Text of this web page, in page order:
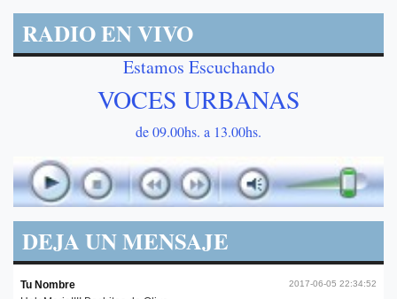
RADIO EN VIVO
Estamos Escuchando
VOCES URBANAS
de 09.00hs. a 13.00hs.
DEJA UN MENSAJE